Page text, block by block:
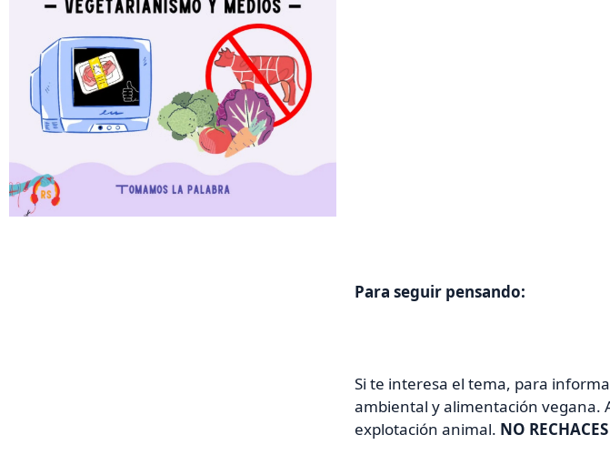
Para seguir pensando:
Si te interesa el tema, para
ambiental y alimentación vegana.
explotación animal. NO